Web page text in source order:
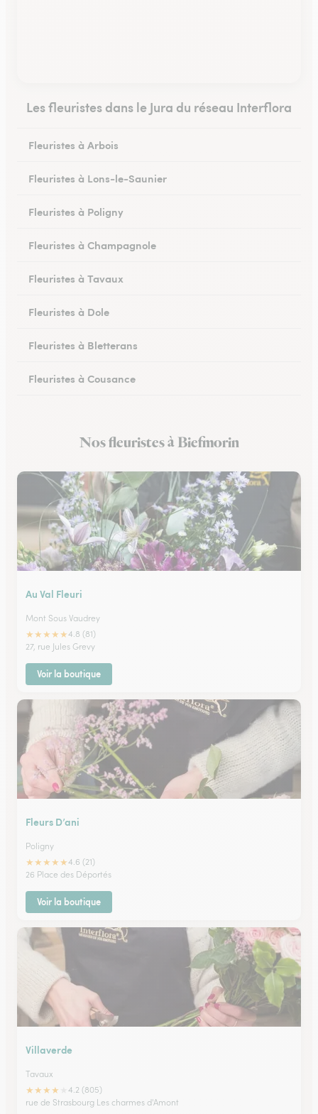
Les fleuristes dans le Jura du réseau Interflora
Fleuristes à Arbois
Fleuristes à Lons-le-Saunier
Fleuristes à Poligny
Fleuristes à Champagnole
Fleuristes à Tavaux
Fleuristes à Dole
Fleuristes à Bletterans
Fleuristes à Cousance
Fleuristes à Moirans-en-Montagne
Nos fleuristes à Biefmorin
Au Val Fleuri
Mont Sous Vaudrey
★★★★★4.8 (81)
27, rue Jules Grevy
Voir la boutique
Fleurs D’ani
Poligny
★★★★★4.6 (21)
26 Place des Déportés
Voir la boutique
Villaverde
Tavaux
★★★★
4.2 (805)
rue de Strasbourg Les charmes d'Amont